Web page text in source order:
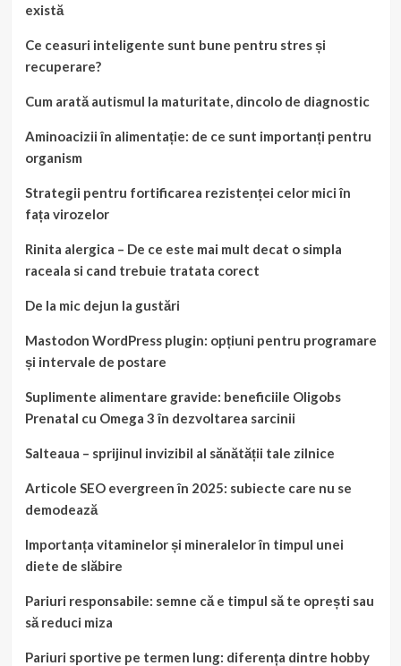
există
Ce ceasuri inteligente sunt bune pentru stres și
recuperare?
Cum arată autismul la maturitate, dincolo de diagnostic
Aminoacizii în alimentație: de ce sunt importanți pentru
organism
Strategii pentru fortificarea rezistenței celor mici în
fața virozelor
Rinita alergica – De ce este mai mult decat o simpla
raceala si cand trebuie tratata corect
De la mic dejun la gustări
Mastodon WordPress plugin: opțiuni pentru programare
și intervale de postare
Suplimente alimentare gravide: beneficiile Oligobs
Prenatal cu Omega 3 în dezvoltarea sarcinii
Salteaua – sprijinul invizibil al sănătății tale zilnice
Articole SEO evergreen în 2025: subiecte care nu se
demodează
Importanța vitaminelor și mineralelor în timpul unei
diete de slăbire
Pariuri responsabile: semne că e timpul să te oprești sau
să reduci miza
Pariuri sportive pe termen lung: diferența dintre hobby